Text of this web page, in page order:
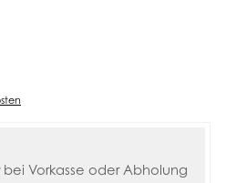
bei Vorkasse oder Abholung